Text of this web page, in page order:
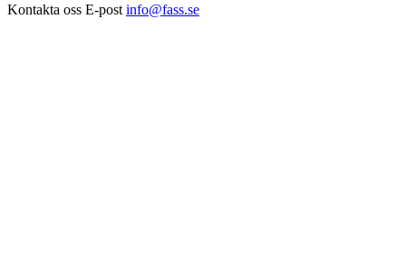
Kontakta oss E-post info@fass.se